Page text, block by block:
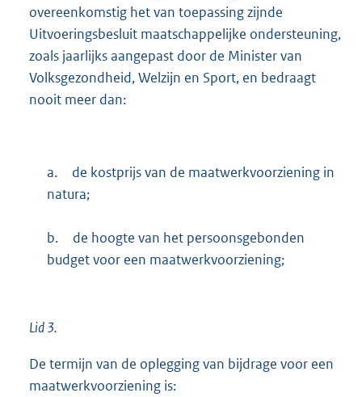
overeenkomstig het van toepassing zijnde
Uitvoeringsbesluit maatschappelijke ondersteuning,
zoals jaarlijks aangepast door de Minister van
Volksgezondheid, Welzijn en Sport, en bedraagt
nooit meer dan:
a.
de kostprijs van de maatwerkvoorziening in
natura;
b.
de hoogte van het persoonsgebonden
budget voor een maatwerkvoorziening;
Lid 3.
De termijn van de oplegging van bijdrage voor een
maatwerkvoorziening is: